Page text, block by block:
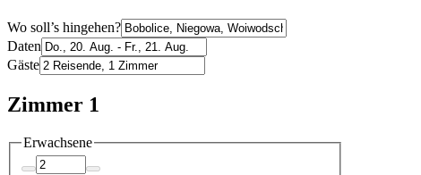
Wo soll’s hingehen?
Daten
Gäste
Zimmer 1
Erwachsene